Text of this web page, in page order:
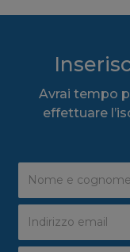
Avrai tempo
effettuare